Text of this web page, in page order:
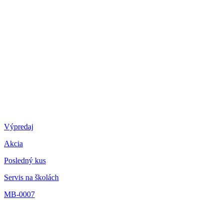
Výpredaj
Akcia
Posledný kus
Servis na školách
MB-0007